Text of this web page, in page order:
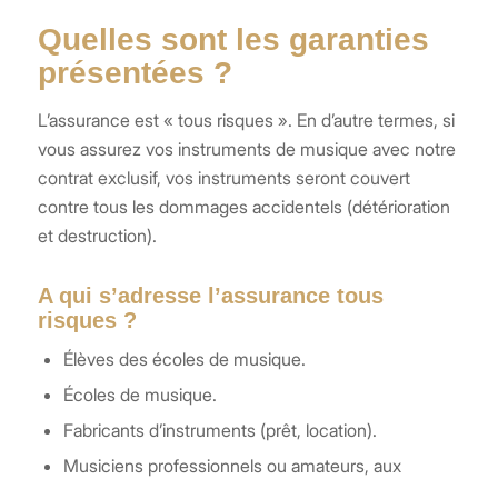
Quelles sont les garanties
présentées ?
L’assurance est « tous risques ». En d’autre termes, si
vous assurez vos instruments de musique avec notre
contrat exclusif, vos instruments seront couvert
contre tous les dommages accidentels (détérioration
et destruction).
A qui s’adresse l’assurance tous
risques ?
Élèves des écoles de musique.
Écoles de musique.
Fabricants d’instruments (prêt, location).
Musiciens professionnels ou amateurs, aux